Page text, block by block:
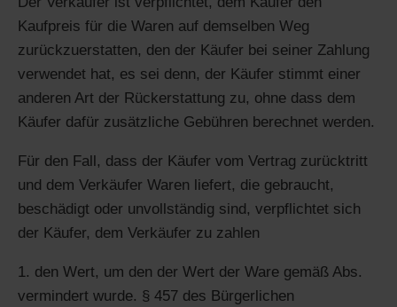
Kaufpreis für die Waren auf demselben Weg
zurückzuerstatten, den der Käufer bei seiner Zahlung
verwendet hat, es sei denn, der Käufer stimmt einer
anderen Art der Rückerstattung zu, ohne dass dem
Käufer dafür zusätzliche Gebühren berechnet werden.
Für den Fall, dass der Käufer vom Vertrag zurücktritt
und dem Verkäufer Waren liefert, die gebraucht,
beschädigt oder unvollständig sind, verpflichtet sich
der Käufer, dem Verkäufer zu zahlen
den Wert, um den der Wert der Ware gemäß Abs.
vermindert wurde. § 457 des Bürgerlichen